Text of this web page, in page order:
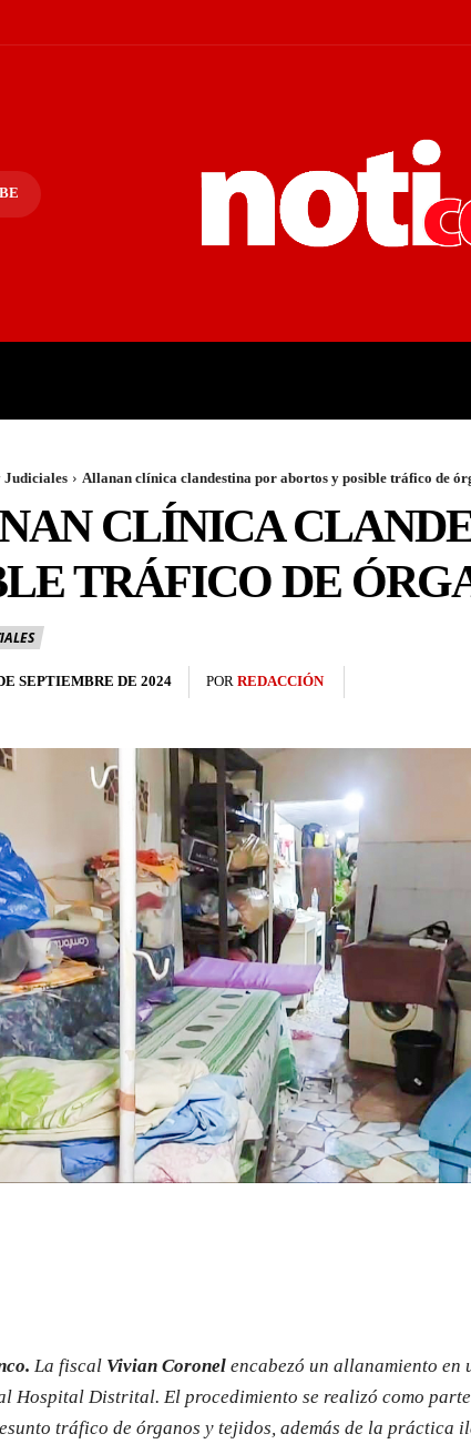
Judiciales Allanan clínica clandestina por abortos y posible tráfico de
CLÍNICA
TRÁFICO DE
SEPTIEMBRE DE 2024 POR REDACCIÓN
La fiscal Vivian Coronel encabezó un allanamiento
Hospital Distrital. El procedimiento se realizó como
tráfico de órganos y tejidos, además de la práctica